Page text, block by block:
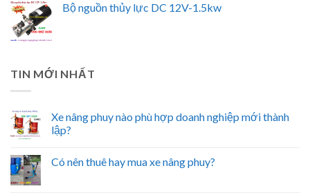
Bộ nguồn thủy lực DC 12V-1.5kw
TIN MỚI NHẤT
Xe nâng phuy nào phù hợp doanh nghiệp mới thành
lập?
Có nên thuê hay mua xe nâng phuy?